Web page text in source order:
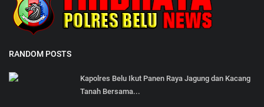
RANDOM POSTS
Kapolres Belu Ikut Panen Raya Jagung dan Kacang
Tanah Bersama...